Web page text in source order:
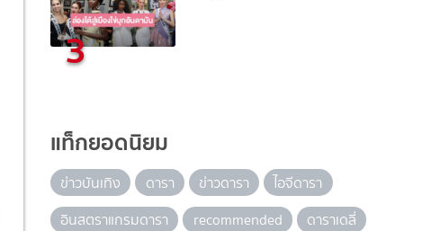
3
แท็กยอดนิยม
ข่าวบันเทิง ดารา ข่าวดารา
ไอจีดารา
อินสตราแกรมดารา
recommended
ดาราเดลี่